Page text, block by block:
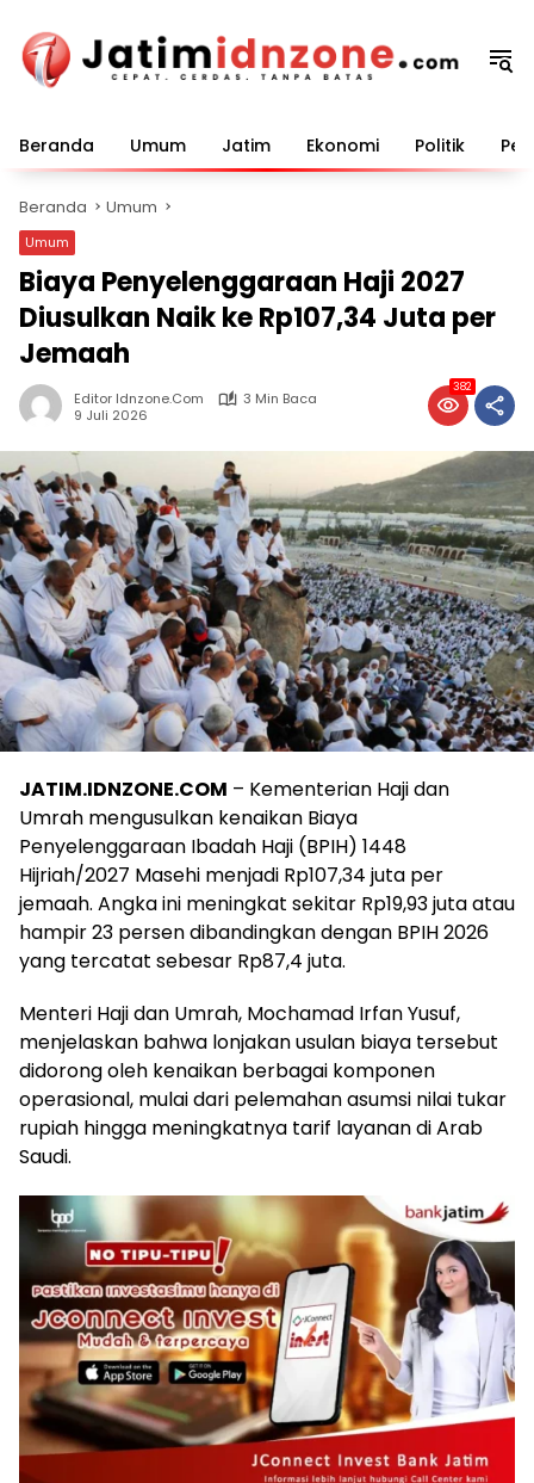
konten
Beranda Umum Jatim Ekonomi Politik
Beranda Umum
Umum
Biaya Penyelenggaraan Haji 2027
Diusulkan Naik ke Rp107,34 Juta per
Jemaah
Editor Idnzone.com
3 Min Baca
9 Juli 2026
382
JATIM.IDNZONE.COM – Kementerian Haji dan
Umrah mengusulkan kenaikan Biaya
Penyelenggaraan Ibadah Haji (BPIH) 1448
Hijriah/2027 Masehi menjadi Rp107,34 juta per
jemaah. Angka ini meningkat sekitar Rp19,93 juta atau
hampir 23 persen dibandingkan dengan BPIH 2026
yang tercatat sebesar Rp87,4 juta.
Menteri Haji dan Umrah, Mochamad Irfan Yusuf,
menjelaskan bahwa lonjakan usulan biaya tersebut
didorong oleh kenaikan berbagai komponen
operasional, mulai dari pelemahan asumsi nilai tukar
rupiah hingga meningkatnya tarif layanan di Arab
Saudi.